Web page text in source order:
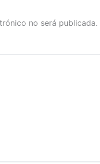
no será publicada.